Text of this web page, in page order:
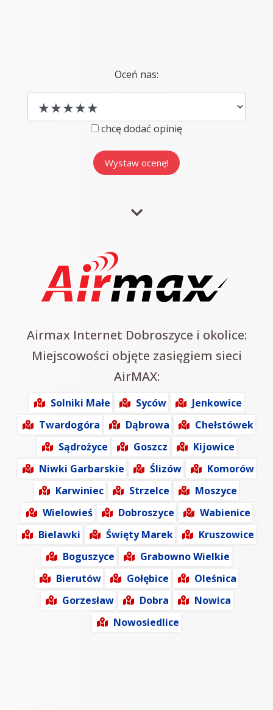
Oceń nas:
chcę dodać opinię
Airmax Internet Dobroszyce i okolice:
Miejscowości objęte zasięgiem sieci
AirMAX:
Solniki Małe Syców
Jenkowice
Twardogóra
Dąbrowa
Chełstówek
Sądrożyce
Goszcz
Kijowice
Niwki Garbarskie
Ślizów
Komorów
Karwiniec
Strzelce
Moszyce
Wielowieś
Dobroszyce
Wabienice
Bielawki
Święty Marek
Kruszowice
Boguszyce
Grabowno Wielkie
Bierutów
Gołębice
Oleśnica
Gorzesław
Dobra
Nowica
Nowosiedlice